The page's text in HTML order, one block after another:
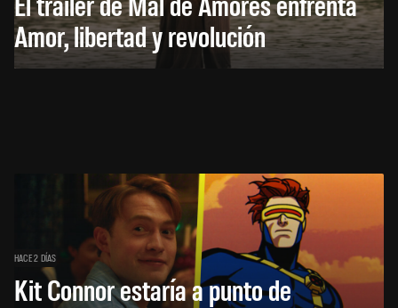
Amor, libertad y revolución
HACE 2 DÍAS
Kit Connor estaría a punto de